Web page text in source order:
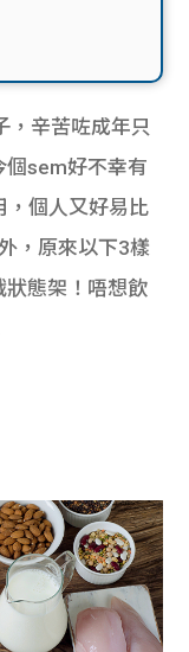
，辛苦咗成年只
個sem好不幸有
，個人又好易比
，原來以下3樣
狀態架！唔想飲